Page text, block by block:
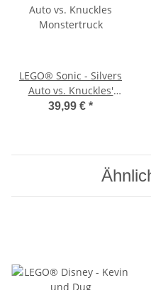
LEGO® Sonic - Silvers
Auto vs. Knuckles'
Monstertruck
39,99 € *